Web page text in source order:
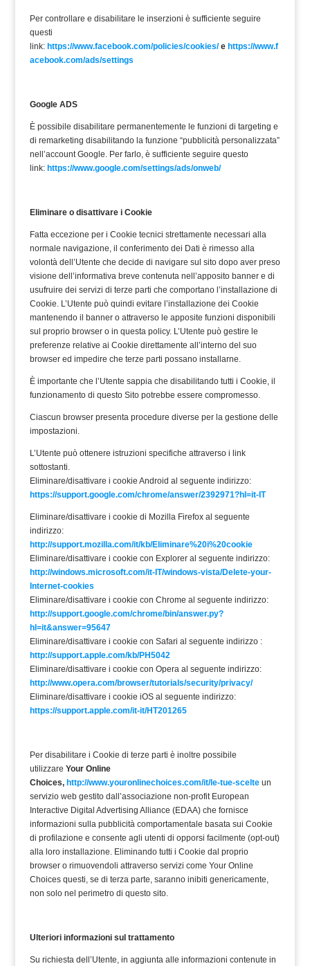
Per controllare e disabilitare le inserzioni è sufficiente seguire
questi
link: https://www.facebook.com/policies/cookies/e https://www.f
acebook.com/ads/settings
Google ADS
È possibile disabilitare permanentemente le funzioni di targeting e
di remarketing disabilitando la funzione “pubblicità personalizzata”
nell’account Google. Per farlo, è sufficiente seguire questo
link: https://www.google.com/settings/ads/onweb/
Eliminare o disattivare i Cookie
Fatta eccezione per i Cookie tecnici strettamente necessari alla
normale navigazione, il conferimento dei Dati è rimesso alla
volontà dell’Utente che decide di navigare sul sito dopo aver preso
visione dell’informativa breve contenuta nell’apposito banner e di
usufruire dei servizi di terze parti che comportano l’installazione di
Cookie. L’Utente può quindi evitare l’installazione dei Cookie
mantenendo il banner o attraverso le apposite funzioni disponibili
sul proprio browser o in questa policy. L’Utente può gestire le
preferenze relative ai Cookie direttamente all’interno del suo
browser ed impedire che terze parti possano installarne.
È importante che l’Utente sappia che disabilitando tutti i Cookie, il
funzionamento di questo Sito potrebbe essere compromesso.
Ciascun browser presenta procedure diverse per la gestione delle
impostazioni.
L’Utente può ottenere istruzioni specifiche attraverso i link
sottostanti.
Eliminare/disattivare i cookie Android al seguente indirizzo:
https://support.google.com/chrome/answer/2392971?hl=it-IT
Eliminare/disattivare i cookie di Mozilla Firefox al seguente
indirizzo:
http://support.mozilla.com/it/kb/Eliminare%20i%20cookie
Eliminare/disattivare i cookie con Explorer al seguente indirizzo:
http://windows.microsoft.com/it-IT/windows-vista/Delete-your-
Internet-cookies
Eliminare/disattivare i cookie con Chrome al seguente indirizzo:
http://support.google.com/chrome/bin/answer.py?
hl=it&answer=95647
Eliminare/disattivare i cookie con Safari al seguente indirizzo :
http://support.apple.com/kb/PH5042
Eliminare/disattivare i cookie con Opera al seguente indirizzo:
http://www.opera.com/browser/tutorials/security/privacy/
Eliminare/disattivare i cookie iOS al seguente indirizzo:
https://support.apple.com/it-it/HT201265
Per disabilitare i Cookie di terze parti è inoltre possibile
utilizzare Your Online
Choices, http://www.youronlinechoices.com/it/le-tue-scelteun
servizio web gestito dall’associazione non-profit European
Interactive Digital Advertising Alliance (EDAA) che fornisce
informazioni sulla pubblicità comportamentale basata sui Cookie
di profilazione e consente agli utenti di opporsi facilmente (opt-out)
alla loro installazione. Eliminando tutti i Cookie dal proprio
browser o rimuovendoli attraverso servizi come Your Online
Choices questi, se di terza parte, saranno inibiti genericamente,
non solo nel perimetro di questo sito.
Ulteriori informazioni sul trattamento
Su richiesta dell’Utente, in aggiunta alle informazioni contenute in